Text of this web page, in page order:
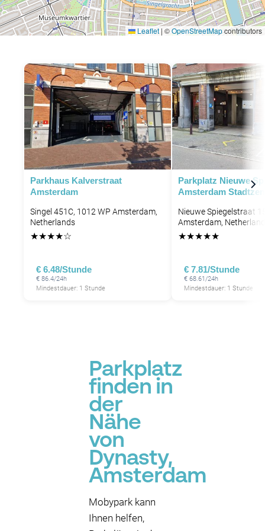
P P
P
P
P
P
Leaflet | ©OpenStreetMapcontributors
Parkhaus Kalverstraat
Amsterdam
Singel 451C, 1012 WP Amsterdam,
Netherlands
★★★★☆
€ 6.48/Stunde
€ 86.4/24h
Mindestdauer: 1 Stunde
Parkplatz Nieuwe
Amsterdam
Nieuwe Spiegelstraat
Amsterdam,
★★★★★
€ 7.81/Stunde
€ 68.61/24h
Mindestdauer: 1 Stunde
Parkplatz
finden in
der
Nähe
von
Dynasty,
Amsterdam
Mobypark kann
Ihnen helfen,